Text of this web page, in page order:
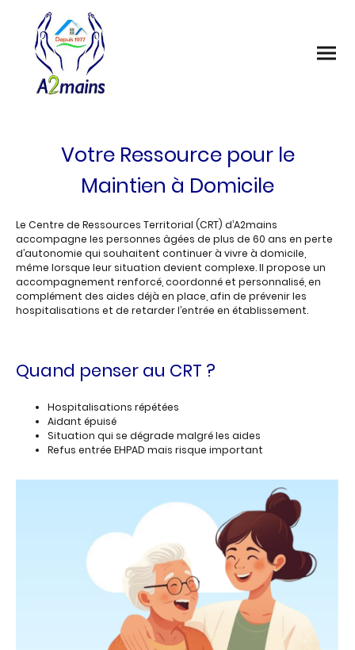
Votre Ressource pour le
Maintien à Domicile
Le Centre de Ressources Territorial (CRT) d’A2mains
accompagne les personnes âgées de plus de 60 ans en perte
d’autonomie qui souhaitent continuer à vivre à domicile,
même lorsque leur situation devient complexe. Il propose un
accompagnement renforcé, coordonné et personnalisé, en
complément des aides déjà en place, afin de prévenir les
hospitalisations et de retarder l’entrée en établissement.
Quand penser au CRT ?
Hospitalisations répétées
Aidant épuisé
Situation qui se dégrade malgré les aides
Refus entrée EHPAD mais risque important